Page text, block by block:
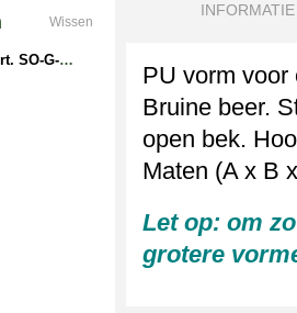
INFORMATIE
PU vorm voor
Bruine beer.
open bek.
Maten (A x B
Let op: om
grotere
Wissen
Bruine beer (Art. SO-G-B13-L-O)